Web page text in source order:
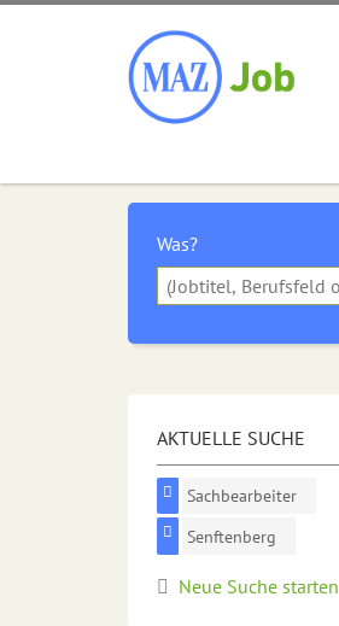
Was?
AKTUELLE SUCHE
Sachbearbeiter
Senftenberg
Neue Suche starten